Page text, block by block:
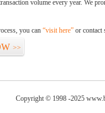
volume every year. We
you can “visit here” or contact
>>
Copyright © 1998 -2025